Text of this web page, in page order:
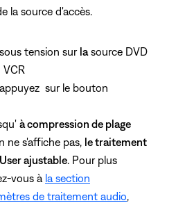
la source d'accès.
tension sur la source DVD
VCR
sur le bouton
à compression de plage
ne s'affiche pas, le traitement
User ajustable . Pour plus
vous à la section
de traitement audio